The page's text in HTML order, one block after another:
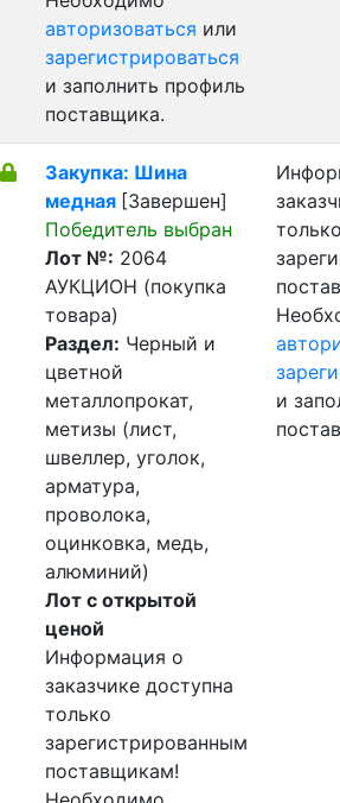
авторизоваться или
зарегистрироваться
и заполнить профиль
поставщика.
Закупка: Шина
медная [Завершен]
Победитель выбран
Лот №: 2064
АУКЦИОН (покупка
товара)
Раздел: Черный и
цветной
металлопрокат,
метизы (лист,
швеллер, уголок,
арматура,
проволока,
оцинковка, медь,
алюминий)
Лот с открытой
ценой
Информация о
заказчике доступна
только
зарегистрированным
поставщикам!
только
и